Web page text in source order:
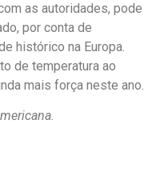
as autoridades, pode
por conta de
histórico na Europa.
de temperatura ao
mais força neste ano.